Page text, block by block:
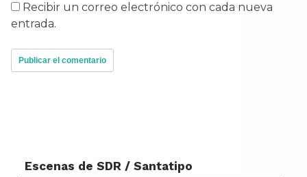
Recibir un correo electrónico con cada nueva
entrada.
Escenas de SDR / Santatipo